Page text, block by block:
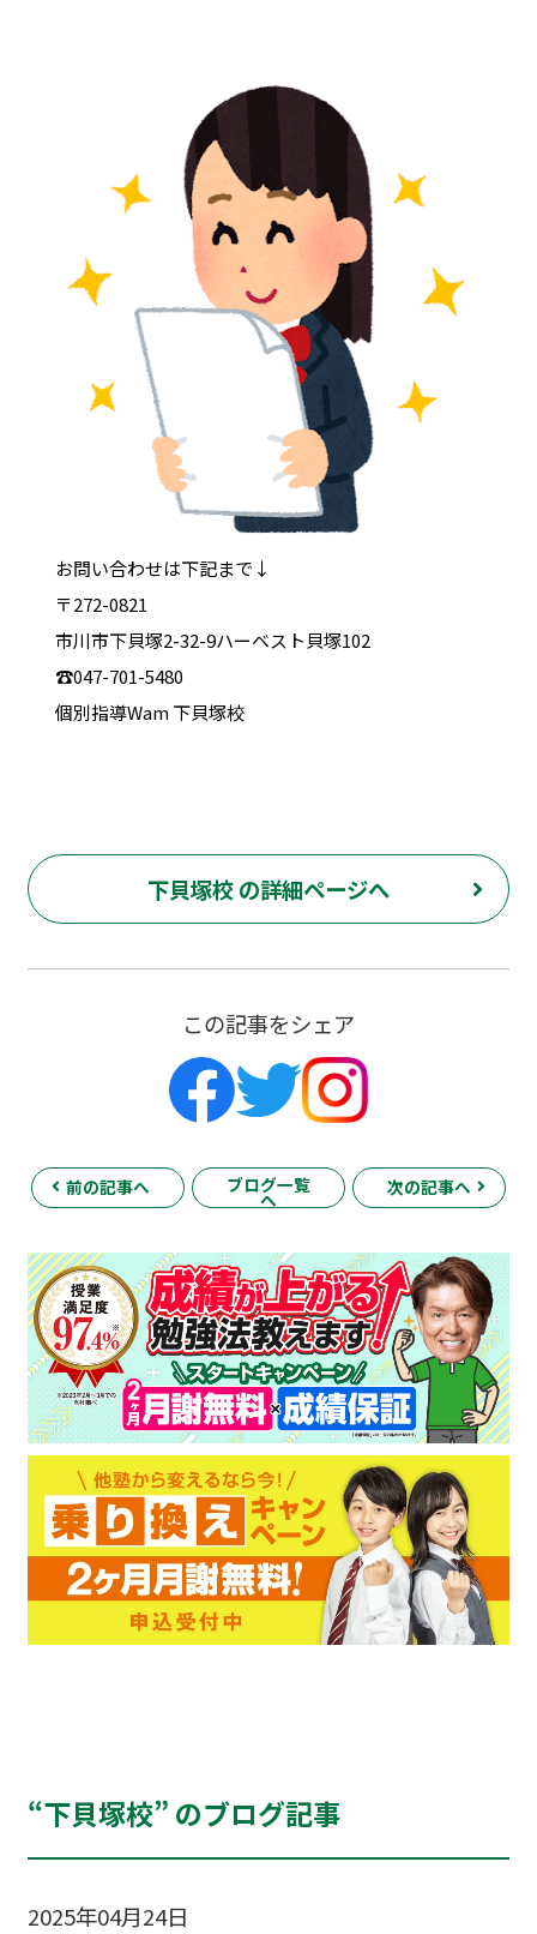
お問い合わせは下記まで↓
〒272-0821
市川市下貝塚2-32-9ハーベスト貝塚102
☎047-701-5480
個別指導Wam 下貝塚校
下貝塚校 の詳細ページへ
この記事をシェア
前の記事へ ブログ一覧
へ
次の記事へ
“下貝塚校” のブログ記事
2025年04月24日